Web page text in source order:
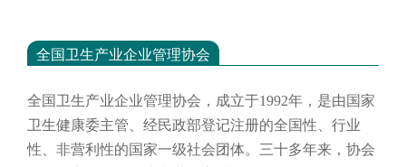
全国卫生产业企业管理协会
全国卫生产业企业管理协会，成立于1992年，是由国家
卫生健康委主管、经民政部登记注册的全国性、行业
性、非营利性的国家一级社会团体。三十多年来，协会